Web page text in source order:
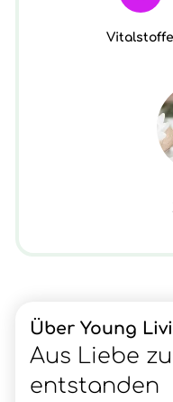
Vitalstoffe
Über Young
Aus Liebe
entstanden